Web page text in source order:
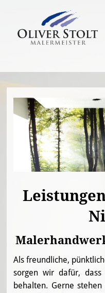
Als freundliche,
sorgen wir dafür,
behalten. Gerne